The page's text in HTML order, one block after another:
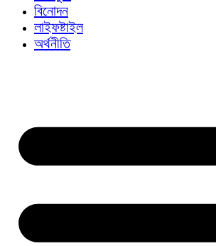
বিনোদন
লাইফষ্টাইল
অর্থনীতি